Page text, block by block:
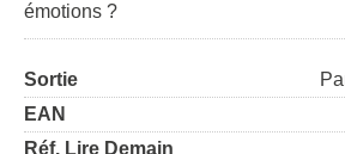
émotions ?
Sortie
EAN
Réf. Lire Demain